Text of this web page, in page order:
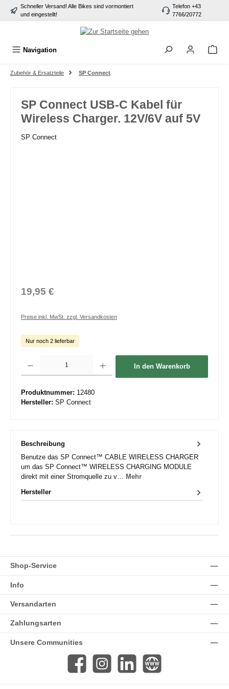
springen
Schneller Versand! Alle Bikes sind vormontiert
und eingestellt!
Telefon +43
7766/20772
Navigation
Zubehör & Ersatzteile SP Connect
SP Connect USB-C Kabel für
Wireless Charger. 12V/6V auf 5V
SP Connect
19,95 €
Preise inkl. MwSt. zzgl. Versandkosten
Nur noch 2 lieferbar
In den Warenkorb
Produktnummer: 12480
Hersteller: SP Connect
Beschreibung
Benutze das SP Connect™ CABLE WIRELESS CHARGER
um das SP Connect™ WIRELESS CHARGING MODULE
direkt mit einer Stromquelle zu v… Mehr
Hersteller
Shop-Service
Info
Versandarten
Zahlungsarten
Unsere Communities
Facebook Instagram LinkedIn Website